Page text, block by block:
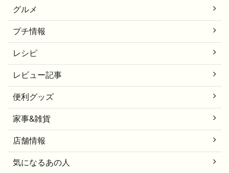
グルメ
プチ情報
レシピ
レビュー記事
便利グッズ
家事&雑貨
店舗情報
気になるあの人